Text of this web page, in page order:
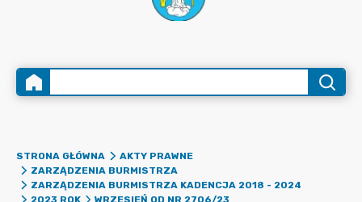
STRONA GŁÓWNA
AKTY PRAWNE
ZARZĄDZENIA BURMISTRZA
ZARZĄDZENIA BURMISTRZA KADENCJA 2018 - 2024
2023 ROK
WRZESIEŃ OD NR 2706/23